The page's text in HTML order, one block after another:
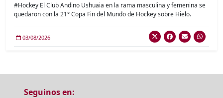
#Hockey El Club Andino Ushuaia en la rama masculina y femenina se
quedaron con la 21° Copa Fin del Mundo de Hockey sobre Hielo.
03/08/2026
Seguinos en: